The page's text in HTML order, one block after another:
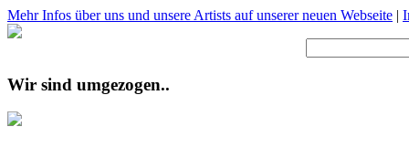
Mehr Infos über uns und unsere Artists auf unserer neuen Webseite |
Wir sind umgezogen..